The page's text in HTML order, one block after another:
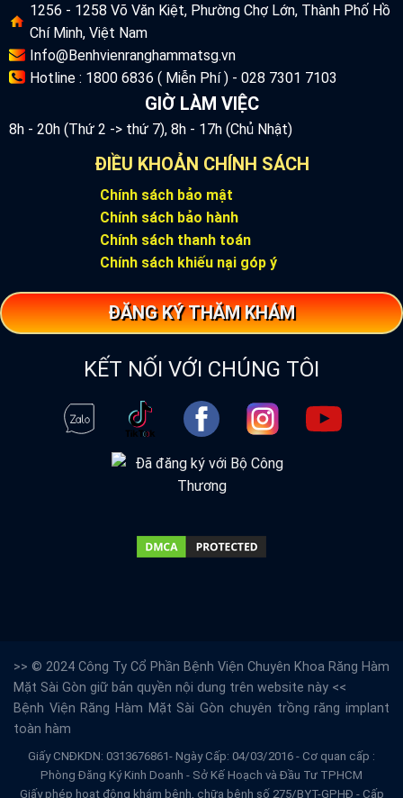
1256 - 1258 Võ Văn Kiệt, Phường Chợ Lớn, Thành Phố Hồ
Chí Minh, Việt Nam
Info@Benhvienranghammatsg.vn
Hotline : 1800 6836 ( Miễn Phí ) - 028 7301 7103
GIỜ LÀM VIỆC
8h - 20h (Thứ 2 -> thứ 7), 8h - 17h (Chủ Nhật)
ĐIỀU KHOẢN CHÍNH SÁCH
Chính sách bảo mật
Chính sách bảo hành
Chính sách thanh toán
Chính sách khiếu nại góp ý
ĐĂNG KÝ THĂM KHÁM
KẾT NỐI VỚI CHÚNG TÔI
>> © 2024 Công Ty Cổ Phần Bệnh Viện Chuyên Khoa Răng Hàm
Mặt Sài Gòn giữ bản quyền nội dung trên website này <<
Bệnh Viện Răng Hàm Mặt Sài Gòn chuyên trồng răng implant
toàn hàm
Giấy CNĐKDN: 0313676861- Ngày Cấp: 04/03/2016 - Cơ quan cấp :
Phòng Đăng Ký Kinh Doanh - Sở Kế Hoạch và Đầu Tư TPHCM
Giấy phép hoạt động khám bệnh, chữa bệnh số 275/BYT-GPHĐ - Cấp